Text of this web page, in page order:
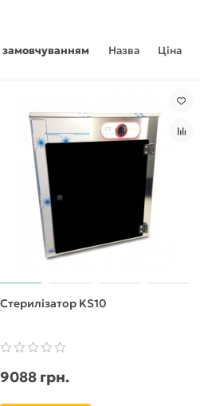
замовчуванням Назва Ціна
Стерилізатор KS10
9088 грн.